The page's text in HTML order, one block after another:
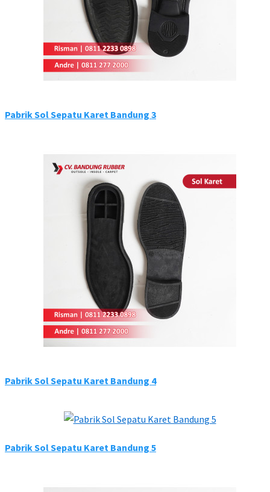
Pabrik Sol Sepatu Karet Bandung 3
Pabrik Sol Sepatu Karet Bandung 4
Pabrik Sol Sepatu Karet Bandung 5